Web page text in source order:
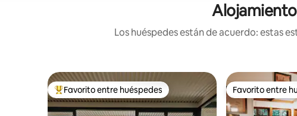
Los huéspedes están de acuerdo: estas
De los mejores en Favorito entre huéspedes
Favorito entre huéspedes Favorito entre
Favorito entre